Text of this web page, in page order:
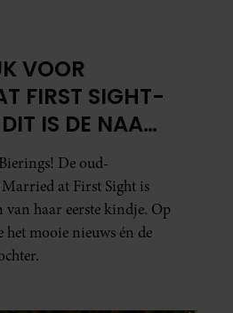
VOOR
FIRST SIGHT-
IS DE NAAM
De oud-
Married at First Sight is
van haar eerste kindje. Op
het mooie nieuws én de